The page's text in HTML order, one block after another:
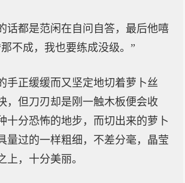
话都是范闲在自问自答，最后他嘻
不成，我也要练成没级。”
手正缓缓而又坚定地切着萝卜丝
，但刀刃却是刚一触木板便会收
十分恐怖的地步，而切出来的萝卜
量过的一样粗细，不差分毫，晶莹
上，十分美丽。